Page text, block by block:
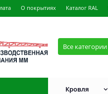
О покрытиях Каталог RAL
Все категории
Кровля